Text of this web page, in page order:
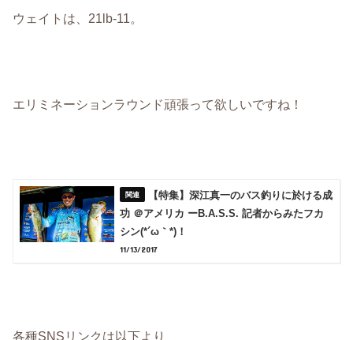
ウェイトは、21lb-11。
エリミネーションラウンド頑張って欲しいですね！
【特集】深江真一のバス釣りに於ける成
功 ＠アメリカ ーB.A.S.S. 記者からみたフカ
シン(*´ω｀*)！
11/13/2017
各種SNSリンクは以下より